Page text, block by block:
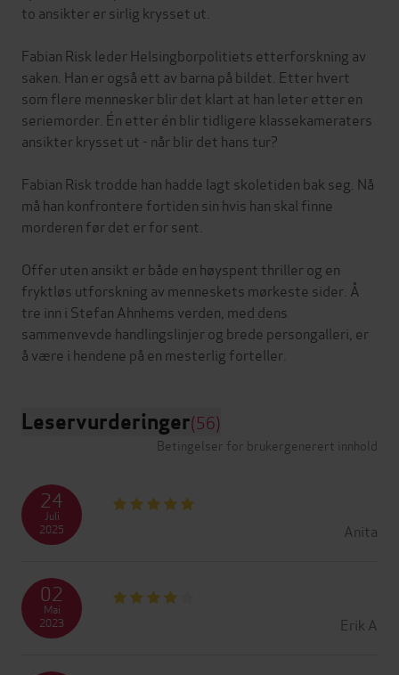
to ansikter er sirlig krysset ut.
Fabian Risk leder Helsingborpolitiets etterforskning av
saken. Han er også ett av barna på bildet. Etter hvert
som flere mennesker blir det klart at han leter etter en
seriemorder. Én etter én blir tidligere klassekameraters
ansikter krysset ut - når blir det hans tur?
Fabian Risk trodde han hadde lagt skoletiden bak seg. Nå
må han konfrontere fortiden sin hvis han skal finne
morderen før det er for sent.
Offer uten ansikt er både en høyspent thriller og en
fryktløs utforskning av menneskets mørkeste sider. Å
tre inn i Stefan Ahnhems verden, med dens
sammenvevde handlingslinjer og brede persongalleri, er
Leservurderinger(56)
Betingelser for brukergenerert innhold
Anita
24
Juli
2025
Erik A
02
Mai
2023